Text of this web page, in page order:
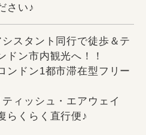
さい♪
スタント同行で徒歩＆テ
ドン市内観光へ！！
ドン1都市滞在型フリー
ィッシュ・エアウェイ
らくらく直行便♪